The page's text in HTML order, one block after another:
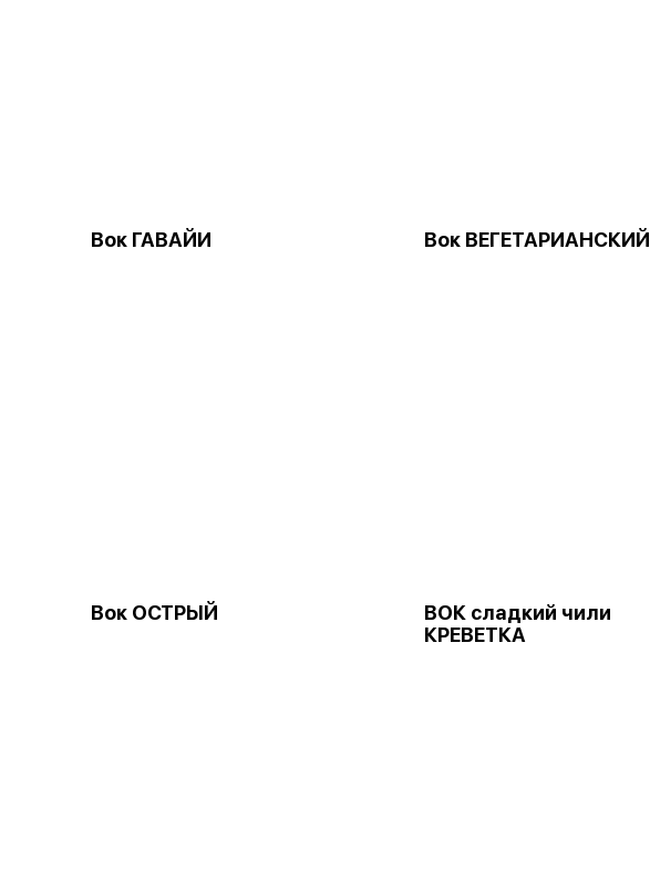
Вок ГАВАЙИ Вок ВЕГЕТАРИАНСКИЙ
Вок ОСТРЫЙ
ВОК сладкий чили
КРЕВЕТКА